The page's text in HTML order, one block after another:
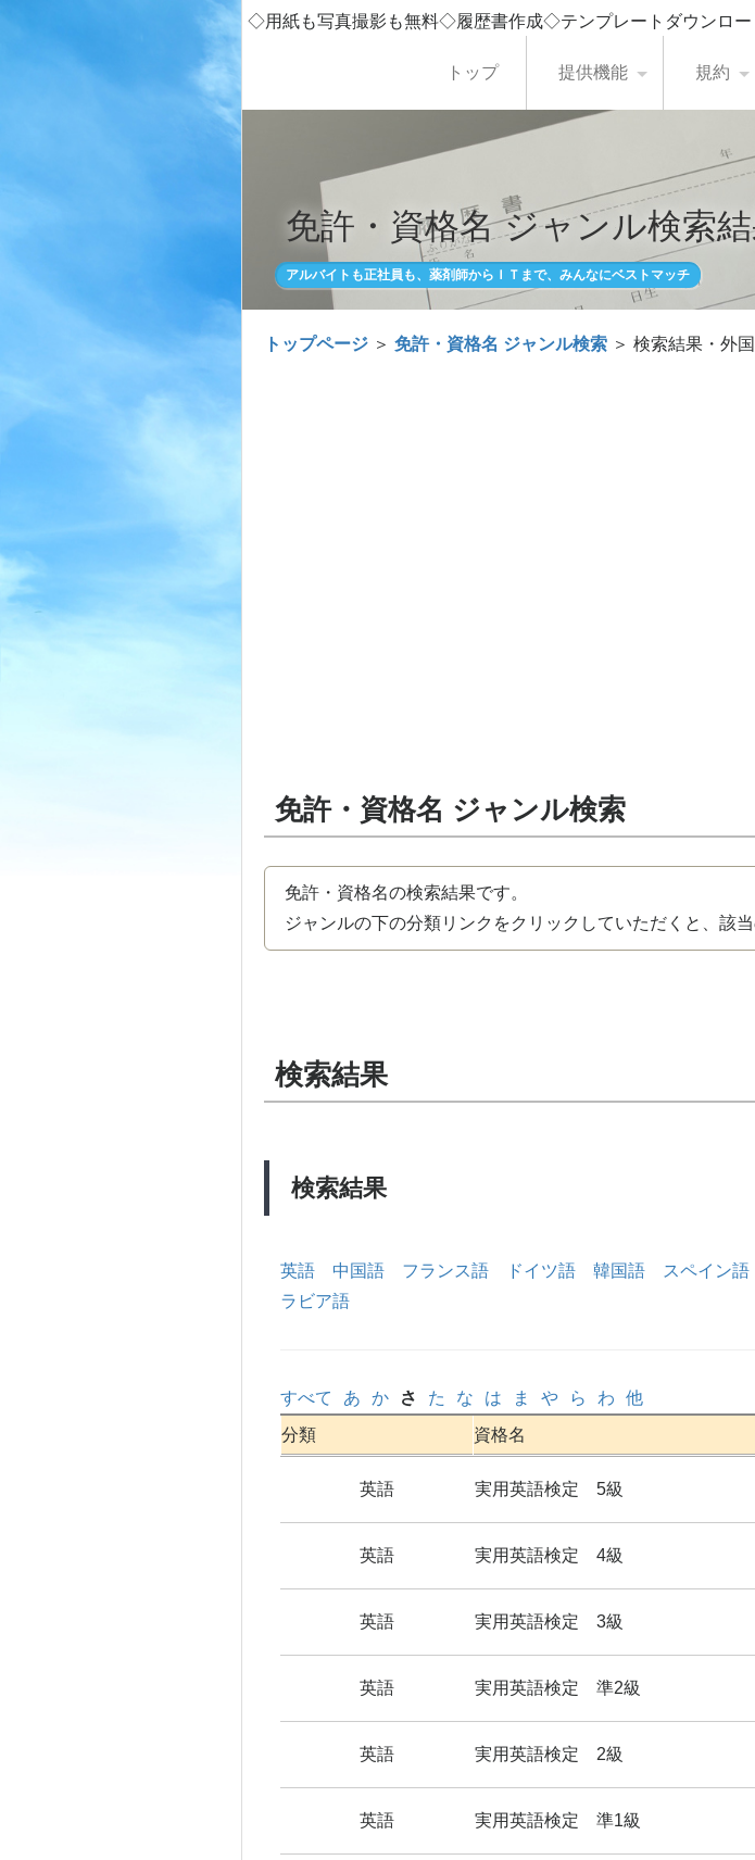
◇用紙も写真撮影も無料◇履歴書作成◇テンプレートダウンロ
トップ 提供機能 規約
免許・資格名 ジャンル検索
アルバイトも正社員も、薬剤師からＩＴまで、みんなにベストマッチ
トップページ ＞ 免許・資格名 ジャンル検索 ＞ 検索結果・外
免許・資格名 ジャンル検索
免許・資格名の検索結果です。
ジャンルの下の分類リンクをクリックしていただくと、該
検索結果
検索結果
英語 中国語 フランス語 ドイツ語 韓国語 スペイン語
ラビア語
すべて あ か さ た な は ま や ら わ 他
分類
資格名
英語 実用英語検定 5級
英語 実用英語検定 4級
英語 実用英語検定 3級
英語 実用英語検定 準2級
英語 実用英語検定 2級
英語 実用英語検定 準1級